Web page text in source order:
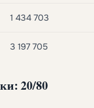
1 434 703
3 197 705
20/80